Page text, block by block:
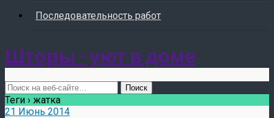
Последовательность работ
Шторы - уют в доме
Теги › жатка
21 Июнь 2014